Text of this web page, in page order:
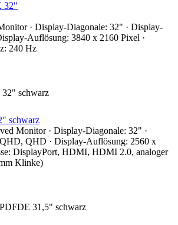
32"
· Display-Diagonale: 32" · Display-
Auflösung: 3840 x 2160 Pixel ·
240 Hz
schwarz
Monitor · Display-Diagonale: 32" ·
QHD · Display-Auflösung: 2560 x
DisplayPort, HDMI, HDMI 2.0, analoger
Klinke)